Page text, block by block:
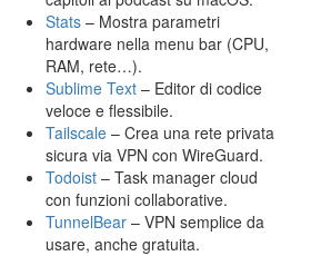
Stats – Mostra parametri
hardware nella menu bar (CPU,
RAM, rete…).
Sublime Text – Editor di codice
veloce e flessibile.
Tailscale – Crea una rete privata
sicura via VPN con WireGuard.
Todoist – Task manager cloud
con funzioni collaborative.
TunnelBear – VPN semplice da
usare, anche gratuita.